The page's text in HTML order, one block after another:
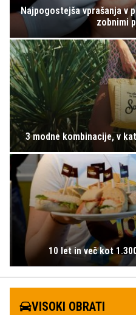
Najpogostejša vprašanja v
zobnimi
3 modne kombinacije, v
10 let in več kot
VISOKI OBRATI